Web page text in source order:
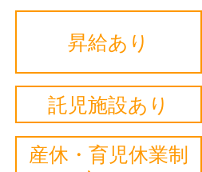
昇給あり
託児施設あり
産休・育児休業制